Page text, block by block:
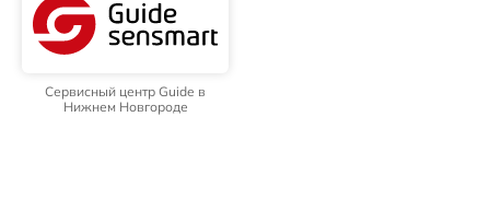
Сервисный центр Guide в
Нижнем Новгороде